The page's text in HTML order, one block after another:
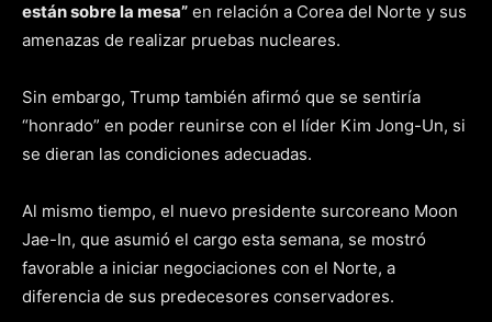
están sobre la mesa” en relación a Corea del Norte y sus
amenazas de realizar pruebas nucleares.
Sin embargo, Trump también afirmó que se sentiría
“honrado” en poder reunirse con el líder Kim Jong-Un, si
se dieran las condiciones adecuadas.
Al mismo tiempo, el nuevo presidente surcoreano Moon
Jae-In, que asumió el cargo esta semana, se mostró
favorable a iniciar negociaciones con el Norte, a
diferencia de sus predecesores conservadores.